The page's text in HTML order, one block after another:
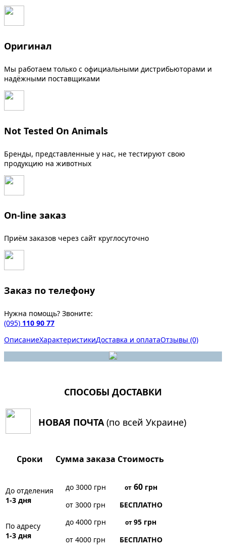
Оригинал
Мы работаем только с официальными дистрибьюторами и
надёжными поставщиками
Not Tested On Animals
Бренды, представленные у нас, не тестируют свою
продукцию на животных
On-line заказ
Приём заказов через сайт круглосуточно
Заказ по телефону
Нужна помощь? Звоните:
(095) 110 90 77
ОписаниеХарактеристикиДоставка и оплатаОтзывы (0)
СПОСОБЫ ДОСТАВКИ
НОВАЯ ПОЧТА(по всей Украине)
Сроки Сумма заказа Стоимость
До отделения
1-3 дня
до 3000 грн от60грн
от 3000 грн
БЕСПЛАТНО
По адресу
1-3 дня
до 4000 грн от95 грн
от 4000 грн
БЕСПЛАТНО